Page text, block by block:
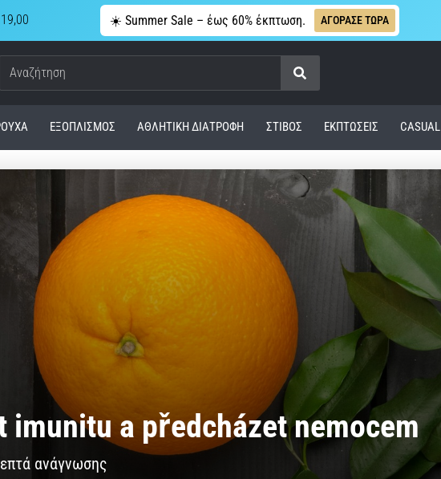
☀️ Summer Sale – έως 60% έκπτωση. ΑΓΟΡΑΣΕ ΤΩΡΑ
Αναζήτηση
ΕΞΟΠΛΙΣΜΌΣ ΑΘΛΗΤΙΚΉ ΔΙΑΤΡΟΦΉ ΣΤΊΒΟΣ ΕΚΠΤΩΣΕΙΣ CASUAL
imunitu a předcházet nemocem
ανάγνωσης